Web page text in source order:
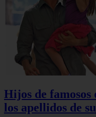
Hijos de famosos
los apellidos de